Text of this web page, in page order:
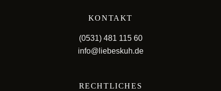
KONTAKT
(0531) 481 115 60
info@liebeskuh.de
RECHTLICHES